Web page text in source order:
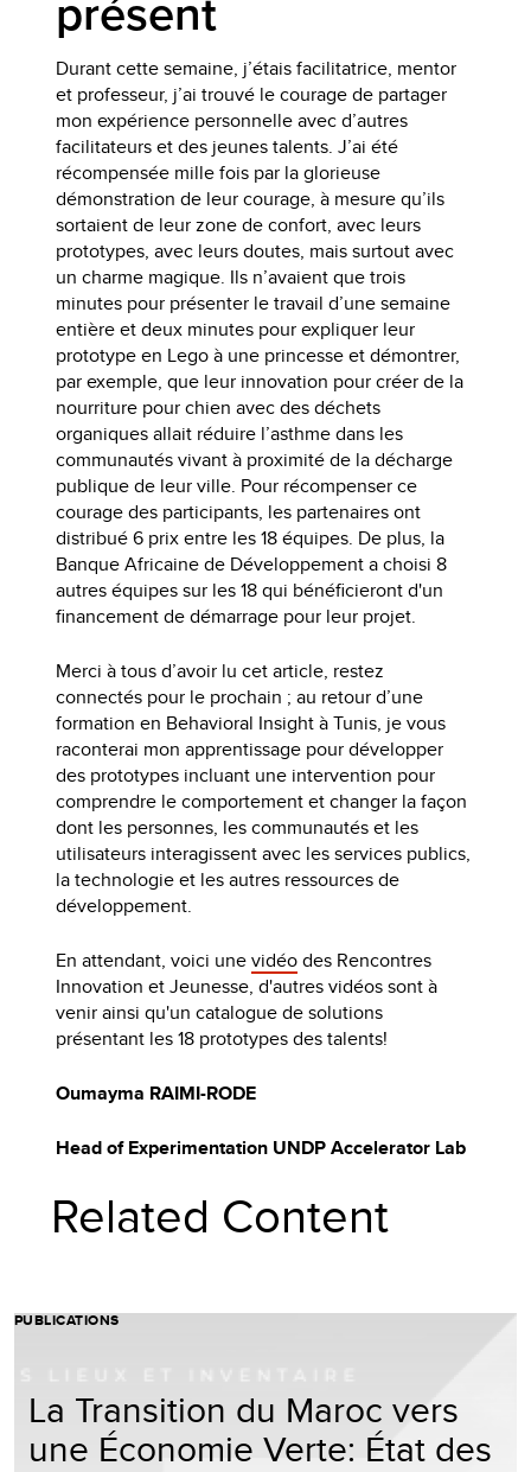
présent
Durant cette semaine, j’étais facilitatrice, mentor
et professeur, j’ai trouvé le courage de partager
mon expérience personnelle avec d’autres
facilitateurs et des jeunes talents. J’ai été
récompensée mille fois par la glorieuse
démonstration de leur courage, à mesure qu’ils
sortaient de leur zone de confort, avec leurs
prototypes, avec leurs doutes, mais surtout avec
un charme magique. Ils n’avaient que trois
minutes pour présenter le travail d’une semaine
entière et deux minutes pour expliquer leur
prototype en Lego à une princesse et démontrer,
par exemple, que leur innovation pour créer de la
nourriture pour chien avec des déchets
organiques allait réduire l’asthme dans les
communautés vivant à proximité de la décharge
publique de leur ville. Pour récompenser ce
courage des participants, les partenaires ont
distribué 6 prix entre les 18 équipes. De plus, la
Banque Africaine de Développement a choisi 8
autres équipes sur les 18 qui bénéficieront d'un
financement de démarrage pour leur projet.
Merci à tous d’avoir lu cet article, restez
connectés pour le prochain ; au retour d’une
formation en Behavioral Insight à Tunis, je vous
raconterai mon apprentissage pour développer
des prototypes incluant une intervention pour
comprendre le comportement et changer la façon
dont les personnes, les communautés et les
utilisateurs interagissent avec les services publics,
la technologie et les autres ressources de
développement.
En attendant, voici unevidéodes Rencontres
Innovation et Jeunesse, d'autres vidéos sont à
venir ainsi qu'un catalogue de solutions
présentant les 18 prototypes des talents!
Oumayma RAIMI-RODE
Head of Experimentation UNDP Accelerator Lab
Related Content
PUBLICATIONS
La Transition du Maroc vers
une Économie Verte: État des